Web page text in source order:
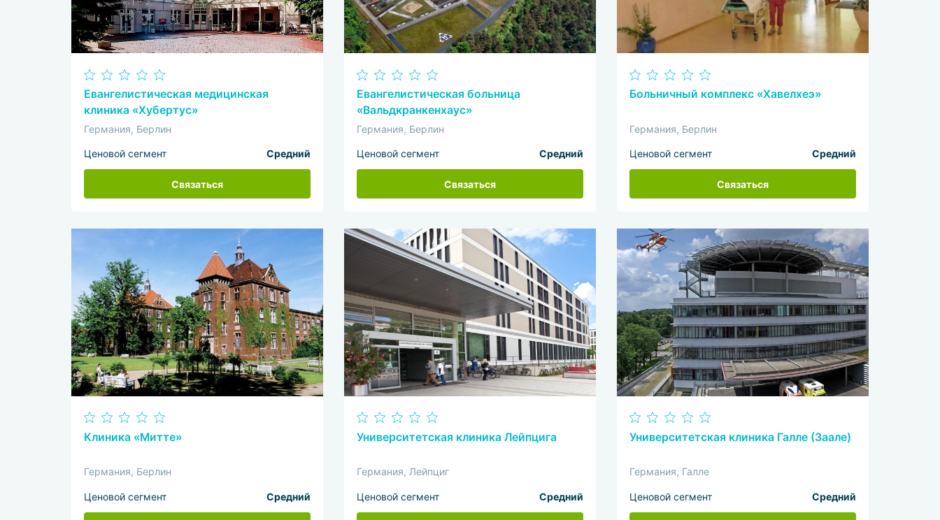
Евангелистическая медицинская
клиника «Хубертус»
Германия, Берлин
Ценовой сегмент Средний
Связаться
Евангелистическая больница
«Вальдкранкенхаус»
Германия, Берлин
Ценовой сегмент Средний
Связаться
Больничный комплекс «Хавелхеэ»
Германия, Берлин
Ценовой сегмент Средний
Связаться
Клиника «Митте»
Германия, Берлин
Ценовой сегмент Средний
Университетская клиника Лейпцига
Германия, Лейпциг
Ценовой сегмент Средний
Университетская клиника Галле (Заале)
Германия, Галле
Ценовой сегмент Средний